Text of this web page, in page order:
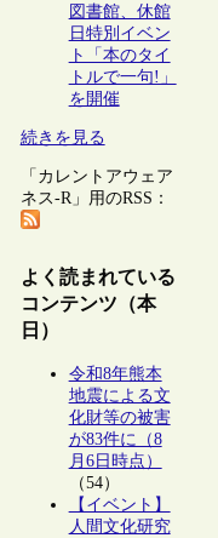
図書館、休館
日特別イベン
ト「本のタイ
トルで一句!」
を開催
続きを見る
「カレントアウェア
ネス-R」用のRSS：
よく読まれている
コンテンツ（本
日）
令和8年熊本
地震による文
化財等の被害
が83件に（8
月6日時点）
（54）
【イベント】
人間文化研究